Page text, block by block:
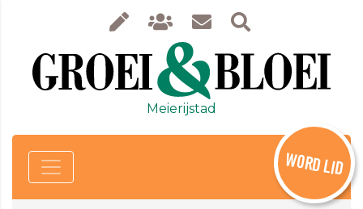
Meierijstad
WORD LID